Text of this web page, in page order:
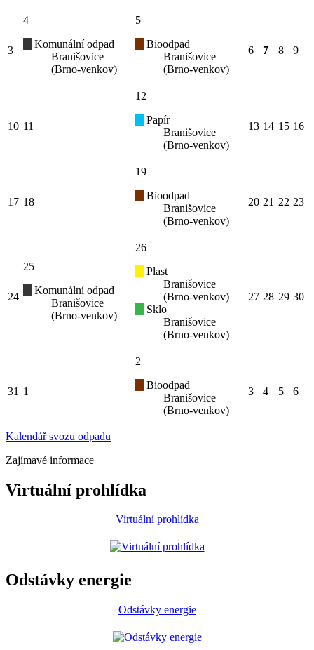
3
4
Komunální odpad
Branišovice
(Brno-venkov)
5
Bioodpad
Branišovice
(Brno-venkov)
6 7 8 9
10 11
12
Papír
Branišovice
(Brno-venkov)
13 14 15 16
17 18
19
Bioodpad
Branišovice
(Brno-venkov)
20 21 22 23
24
25
Komunální odpad
Branišovice
(Brno-venkov)
26
Plast
Branišovice
(Brno-venkov)
Sklo
Branišovice
(Brno-venkov)
27 28 29 30
31 1
2
Bioodpad
Branišovice
(Brno-venkov)
3 4 5 6
Kalendář svozu odpadu
Zajímavé informace
Virtuální prohlídka
Virtuální prohlídka
Odstávky energie
Odstávky energie